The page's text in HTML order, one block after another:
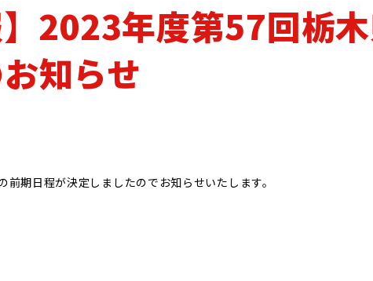
SPORTS ACADEMY PARTNER
パートナー
】2023年度第57回栃
知らせ
期日程が決定しましたのでお知らせいたします。